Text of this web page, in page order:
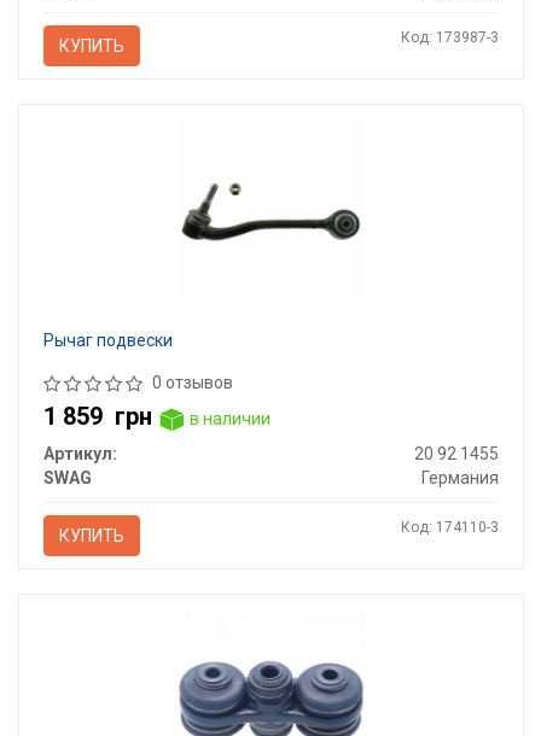
КУПИТЬ Код: 173987-3
Рычаг подвески
0 отзывов
1 859 грн
в наличии
Артикул:
20 92 1455
SWAG
Германия
КУПИТЬ Код: 174110-3